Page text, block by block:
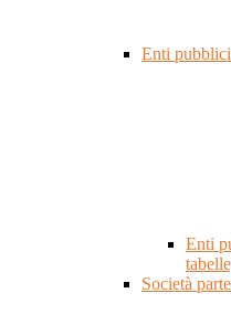
Enti
Enti
Società